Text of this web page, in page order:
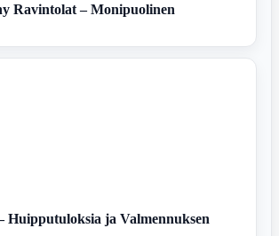
Ravintolat – Monipuolinen
Huipputuloksia ja Valmennuksen